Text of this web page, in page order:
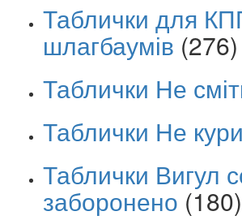
Таблички для
шлагбаумів (276)
Таблички Не
Таблички Не
Таблички Вигул
заборонено (180)